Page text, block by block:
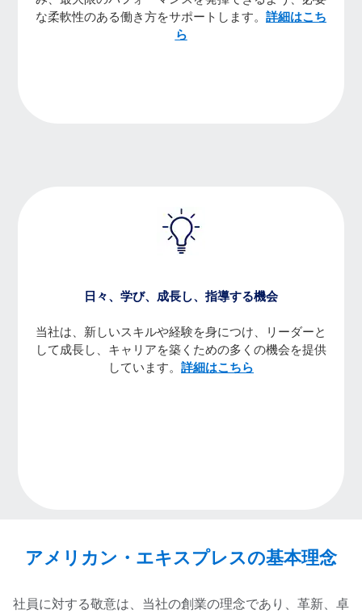
な柔軟性のある働き方をサポートします。 詳細はこち
ら
日々、学び、成長し、指導する機会
当社は、新しいスキルや経験を身につけ、リーダーと
して成長し、キャリアを築くための多くの機会を提供
しています。 詳細はこちら
アメリカン・エキスプレスの基本理念
社員に対する敬意は、当社の創業の理念であり、革新、卓